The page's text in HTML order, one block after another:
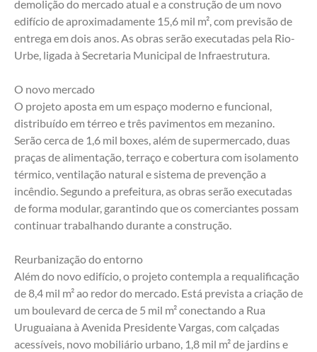
demolição do mercado atual e a construção de um novo
edifício de aproximadamente 15,6 mil m², com previsão de
entrega em dois anos. As obras serão executadas pela Rio-
Urbe, ligada à Secretaria Municipal de Infraestrutura.
O novo mercado
O projeto aposta em um espaço moderno e funcional,
distribuído em térreo e três pavimentos em mezanino.
Serão cerca de 1,6 mil boxes, além de supermercado, duas
praças de alimentação, terraço e cobertura com isolamento
térmico, ventilação natural e sistema de prevenção a
incêndio. Segundo a prefeitura, as obras serão executadas
de forma modular, garantindo que os comerciantes possam
continuar trabalhando durante a construção.
Reurbanização do entorno
Além do novo edifício, o projeto contempla a requalificação
de 8,4 mil m² ao redor do mercado. Está prevista a criação de
um boulevard de cerca de 5 mil m² conectando a Rua
Uruguaiana à Avenida Presidente Vargas, com calçadas
acessíveis, novo mobiliário urbano, 1,8 mil m² de jardins e